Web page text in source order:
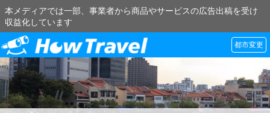
本メディアでは一部、事業者から商品やサービスの広告出稿を受け
収益化しています
都市変更